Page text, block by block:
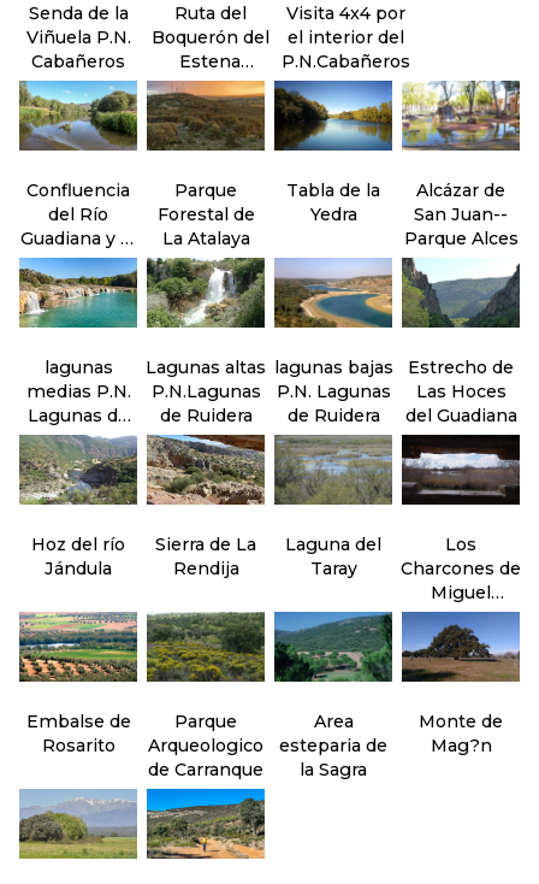
Senda de la
Viñuela P.N.
Cabañeros
Ruta del
Boquerón del
Estena
P.N.Cabañeros
Visita 4x4 por
el interior del
P.N.Cabañeros
Confluencia
del Río
Guadiana y el
Río Bullaque
(Luciana)
Parque
Forestal de
La Atalaya
Tabla de la
Yedra
Alcázar de
San Juan--
Parque Alces
lagunas
medias P.N.
Lagunas de
Ruidera
Lagunas altas
P.N.Lagunas
de Ruidera
lagunas bajas
P.N. Lagunas
de Ruidera
Estrecho de
Las Hoces
del Guadiana
Hoz del río
Jándula
Sierra de La
Rendija
Laguna del
Taray
Los
Charcones de
Miguel
Esteban
Embalse de
Rosarito
Parque
Arqueologico
de Carranque
Area
esteparia de
la Sagra
Monte de
Mag?n